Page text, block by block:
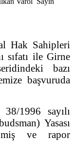
Hak Sahipleri
sıfatı ile Girne
bazı
başvuruda
1996 sayılı
Yasası
ve rapor